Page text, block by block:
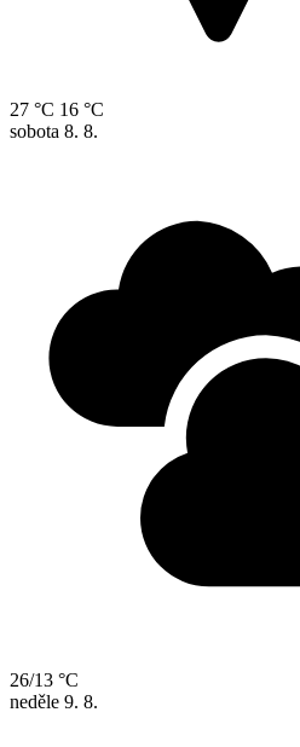
27 °C 16 °C
sobota 8. 8.
26/13 °C
neděle 9. 8.